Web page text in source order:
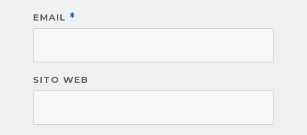
EMAIL *
SITO WEB